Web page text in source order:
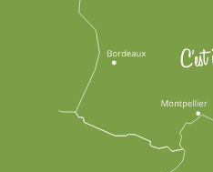
Apartment 2 people RDC -